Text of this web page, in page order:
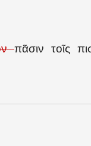
πᾶσιν τοῖς